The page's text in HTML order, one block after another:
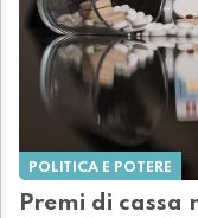
POLITICA E POTERE
Premi di